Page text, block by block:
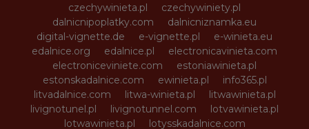
czechywinieta.pl
czechywiniety.pl
dalnicnipoplatky.com
dalnicniznamka.eu
digital-vignette.de
e-vignette.pl
e-winieta.eu
edalnice.org
edalnice.pl
electronicavinieta.com
electroniceviniete.com
estoniawinieta.pl
estonskadalnice.com
ewinieta.pl
info365.pl
litvadalnice.com
litwa-winieta.pl
litwawinieta.pl
livignotunel.pl
livignotunnel.com
lotvawinieta.pl
lotwawinieta.pl
lotysskadalnice.com